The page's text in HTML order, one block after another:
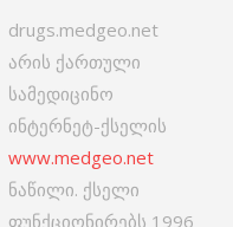
drugs.medgeo.net
არის ქართული
სამედიცინო
ინტერნეტ-ქსელის
www.medgeo.net
ნაწილი. ქსელი
ფუნქციონირებს 1996